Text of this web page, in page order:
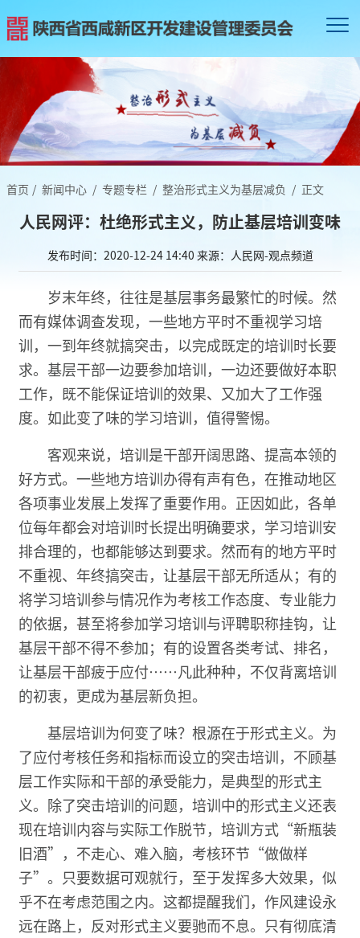
首页 / 新闻中心 / 专题专栏 / 整治形式主义为基层减负 / 正文
人民网评：杜绝形式主义，防止基层培训变味
发布时间：2020-12-24 14:40 来源：人民网-观点频道
岁末年终，往往是基层事务最繁忙的时候。然
而有媒体调查发现，一些地方平时不重视学习培
训，一到年终就搞突击，以完成既定的培训时长要
求。基层干部一边要参加培训，一边还要做好本职
工作，既不能保证培训的效果、又加大了工作强
度。如此变了味的学习培训，值得警惕。
客观来说，培训是干部开阔思路、提高本领的
好方式。一些地方培训办得有声有色，在推动地区
各项事业发展上发挥了重要作用。正因如此，各单
位每年都会对培训时长提出明确要求，学习培训安
排合理的，也都能够达到要求。然而有的地方平时
不重视、年终搞突击，让基层干部无所适从；有的
将学习培训参与情况作为考核工作态度、专业能力
的依据，甚至将参加学习培训与评聘职称挂钩，让
基层干部不得不参加；有的设置各类考试、排名，
让基层干部疲于应付……凡此种种，不仅背离培训
的初衷，更成为基层新负担。
基层培训为何变了味？根源在于形式主义。为
了应付考核任务和指标而设立的突击培训，不顾基
层工作实际和干部的承受能力，是典型的形式主
义。除了突击培训的问题，培训中的形式主义还表
现在培训内容与实际工作脱节，培训方式“新瓶装
旧酒”，不走心、难入脑，考核环节“做做样
子”。只要数据可观就行，至于发挥多大效果，似
乎不在考虑范围之内。这都提醒我们，作风建设永
远在路上，反对形式主义要驰而不息。只有彻底清